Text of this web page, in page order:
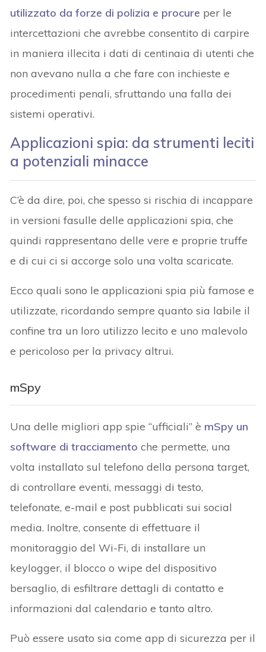
utilizzato da forze di polizia e procure per le
intercettazioni che avrebbe consentito di carpire
in maniera illecita i dati di centinaia di utenti che
non avevano nulla a che fare con inchieste e
procedimenti penali, sfruttando una falla dei
sistemi operativi.
Applicazioni spia: da strumenti leciti
a potenziali minacce
C’è da dire, poi, che spesso si rischia di incappare
in versioni fasulle delle applicazioni spia, che
quindi rappresentano delle vere e proprie truffe
e di cui ci si accorge solo una volta scaricate.
Ecco quali sono le applicazioni spia più famose e
utilizzate, ricordando sempre quanto sia labile il
confine tra un loro utilizzo lecito e uno malevolo
e pericoloso per la privacy altrui.
mSpy
Una delle migliori app spie “ufficiali” è mSpy un
software di tracciamento che permette, una
volta installato sul telefono della persona target,
di controllare eventi, messaggi di testo,
telefonate, e-mail e post pubblicati sui social
media. Inoltre, consente di effettuare il
monitoraggio del Wi-Fi, di installare un
keylogger, il blocco o wipe del dispositivo
bersaglio, di esfiltrare dettagli di contatto e
informazioni dal calendario e tanto altro.
Può essere usato sia come app di sicurezza per il